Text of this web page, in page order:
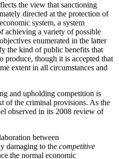
the view that sanctioning
directed at the protection of
system, a system
achieving a variety of possible
enumerated in the latter
the kind of public benefits that
produce, though it is accepted that
extent in all circumstances and
and upholding competition is
of the criminal provisions. As the
observed in its 2008 review of
between
damaging to the competitive
the normal economic